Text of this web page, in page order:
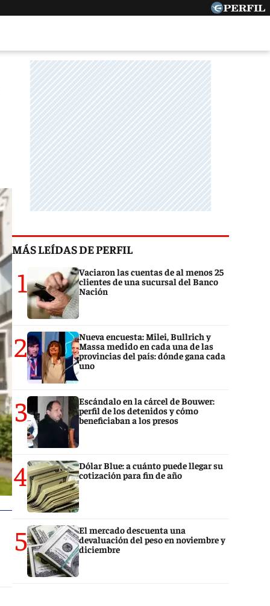
MÁS LEÍDAS DE PERFIL
1
Vaciaron las cuentas de al menos 25
clientes de una sucursal del Banco
Nación
2
Nueva encuesta: Milei, Bullrich y
Massa medido en cada una de las
provincias del país: dónde gana cada
uno
3
Escándalo en la cárcel de Bouwer:
perfil de los detenidos y cómo
beneficiaban a los presos
4
Dólar Blue: a cuánto puede llegar su
cotización para fin de año
5
El mercado descuenta una
devaluación del peso en noviembre y
diciembre